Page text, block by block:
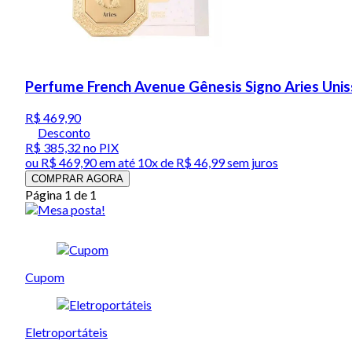
Perfume French Avenue Gênesis Signo Aries
R$ 469,90
Desconto
R$ 385,32 no PIX
ou R$ 469,90em até 10x de R$ 46,99 sem juros
COMPRAR AGORA
Página 1 de 1
Cupom
Eletroportáteis